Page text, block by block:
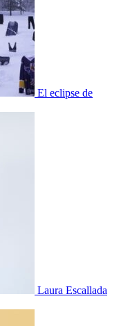
El eclipse de
Laura Escallada